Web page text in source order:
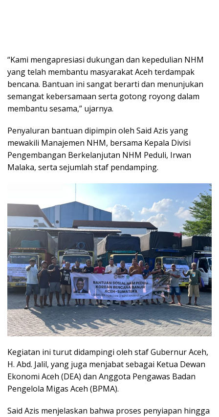
“Kami mengapresiasi dukungan dan kepedulian NHM
yang telah membantu masyarakat Aceh terdampak
bencana. Bantuan ini sangat berarti dan menunjukan
semangat kebersamaan serta gotong royong dalam
membantu sesama,” ujarnya.
Penyaluran bantuan dipimpin oleh Said Azis yang
mewakili Manajemen NHM, bersama Kepala Divisi
Pengembangan Berkelanjutan NHM Peduli, Irwan
Malaka, serta sejumlah staf pendamping.
Kegiatan ini turut didampingi oleh staf Gubernur Aceh,
H. Abd. Jalil, yang juga menjabat sebagai Ketua Dewan
Ekonomi Aceh (DEA) dan Anggota Pengawas Badan
Pengelola Migas Aceh (BPMA).
Said Azis menjelaskan bahwa proses penyiapan hingga